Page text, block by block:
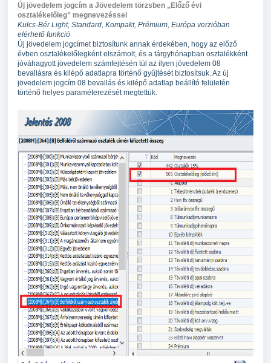
Új jövedelem jogcím a Jövedelem törzsben „Előző évi
osztalékelőleg” megnevezéssel
Kulcs-Bér Light, Standard, Kompakt, Prémium, Európa verzióban
elérhető funkció
Új jövedelem jogcímet biztosítunk annak érdekében, hogy az előző
évben osztalékelőlegként elszámolt, és a tárgyhónapban osztalékként
jóváhagyott jövedelem számfejtésén túl az ilyen jövedelem 08
bevallásra és kilépő adatlapra történő gyűjtését biztosítsuk. Az új
jövedelem jogcím 08 bevallás és kilépő adatlap beállító felületén
történő helyes paraméterezését megtettük.